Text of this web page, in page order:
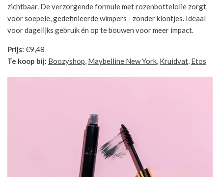
zichtbaar. De verzorgende formule met rozenbottelolie zorgt
voor soepele, gedefinieerde wimpers - zonder klontjes. Ideaal
voor dagelijks gebruik én op te bouwen voor meer impact.
Prijs: €9,48
Te koop bij: Boozyshop, Maybelline New York, Kruidvat, Etos